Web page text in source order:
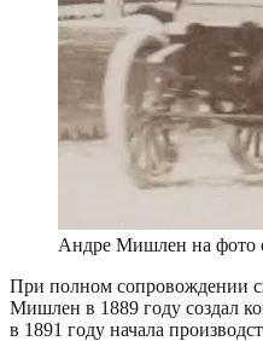
Андре Мишлен на фото
При полном сопровождении
Мишлен в 1889 году создал
в 1891 году начала